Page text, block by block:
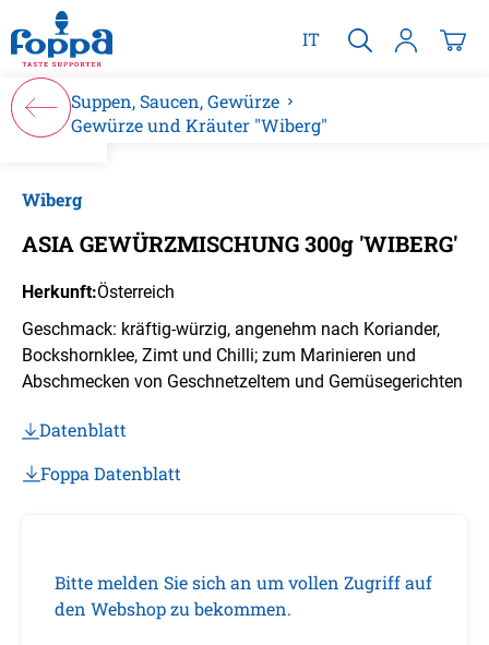
springen
IT
Suppen, Saucen, Gewürze
Gewürze und Kräuter "Wiberg"
Wiberg
ASIA GEWÜRZMISCHUNG 300g 'WIBERG'
Herkunft:Österreich
Geschmack: kräftig-würzig, angenehm nach Koriander,
Bockshornklee, Zimt und Chilli; zum Marinieren und
Abschmecken von Geschnetzeltem und Gemüsegerichten
Datenblatt
Foppa Datenblatt
Bitte melden Sie sich an um vollen Zugriff auf
den Webshop zu bekommen.